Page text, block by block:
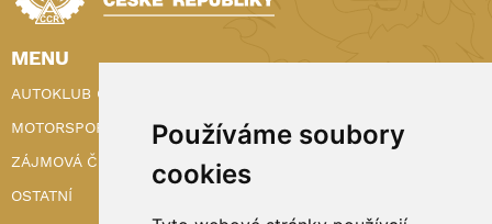
Používáme soubory
cookies
MENU
AUTOKLUB ČR
MOTORSPORT
ZÁJMOVÁ ČINNOST
OSTATNÍ